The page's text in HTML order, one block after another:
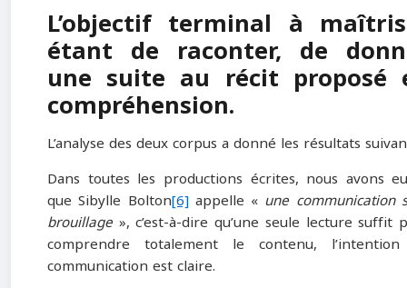
L’objectif terminal à
étant de raconter, de
une suite au récit proposé
compréhension.
L’analyse des deux corpus a donné les résultats
Dans toutes les productions écrites, nous avons
que Sibylle Bolton[6]appelle « une communication
brouillage », c’est-à-dire qu’une seule lecture suffit
comprendre totalement le contenu,
communication est claire.